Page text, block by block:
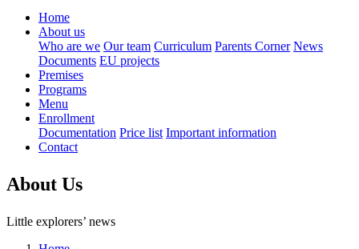
Home
About us
Who are we Our team Curriculum Parents Corner News
Documents EU projects
Premises
Programs
Menu
Enrollment
Documentation Price list Important information
Contact
About Us
Little explorers’ news